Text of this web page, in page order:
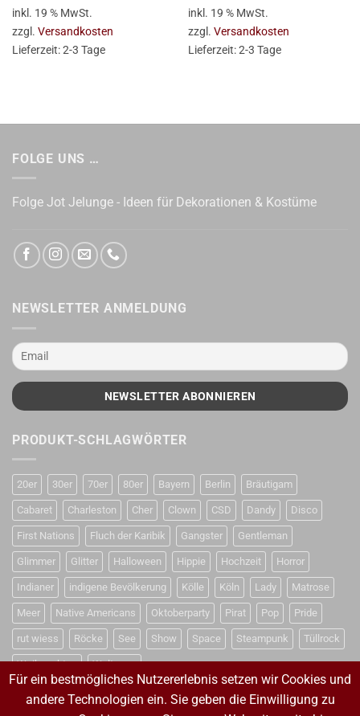
47,95 €42,68 €.
inkl. 19 % MwSt.
zzgl. Versandkosten
Lieferzeit:2-3 Tage
inkl. 19 % MwSt.
zzgl. Versandkosten
Lieferzeit:2-3 Tage
FOLGE UNS …
Folge Jot Jelunge - Ideen für Dekorationen & Kostüme
NEWSLETTER ANMELDUNG
PRODUKT-SCHLAGWÖRTER
20er 30er 70er 80er Bayern Berlin Bräutigam
Cabaret Charleston Cher Clown CSD Dandy Disco
First Nations Fluch der Karibik Gangster Gentleman
Glimmer Glitter Halloween Hippie Hochzeit Horror
Indianer indigene Bevölkerung Kölle Köln Lady Matrose
Meer Native Americans Oktoberparty Pirat Pop Pride
rut wiess Röcke See Show Space Steampunk Tüllrock
Weihnachten Weltraum
Für ein bestmögliches Nutzererlebnis setzen wir Cookies und
andere Technologien ein. Sie geben die Einwilligung zu